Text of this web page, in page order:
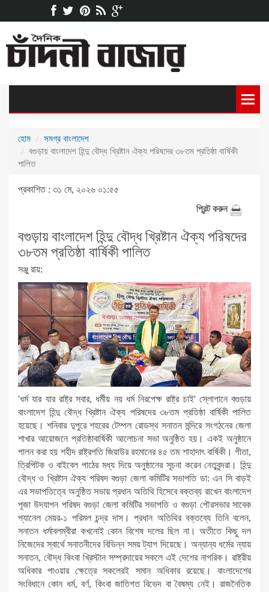
হোম
সমগ্র বাংলাদেশ
বগুড়ায় বাংলাদেশ হিন্দু বৌদ্ধ খ্রিষ্টান ঐক্য পরিষদের ৩৮তম প্রতিষ্ঠা বার্ষিকী
পালিত
প্রকাশিত : ৩১ মে, ২০২৬ ০১:৫৫
প্রিন্ট করুন
বগুড়ায় বাংলাদেশ হিন্দু বৌদ্ধ খ্রিষ্টান ঐক্য পরিষদের
৩৮তম প্রতিষ্ঠা বার্ষিকী পালিত
সঞ্জু রায়:
'ধর্ম যার যার রাষ্ট্র সবার, ধর্মীয় নয় ধর্ম নিরপেক্ষ রাষ্ট্র চাই' স্লোগানে বগুড়ায়
বাংলাদেশ হিন্দু বৌদ্ধ খ্রিষ্টান ঐক্য পরিষদের ৩৮তম প্রতিষ্ঠা বার্ষিকী পালিত
হয়েছে। শনিবার দুপুরে শহরের টেম্পল রোডস্থ সনাতন মন্দিরে সংগঠনের জেলা
শাখার আয়োজনে প্রতিষ্ঠাবার্ষিকী আলোচনা সভা অনুষ্ঠিত হয়। একই অনুষ্ঠানে
পালন করা হয় শহীদ রাষ্ট্রপতি জিয়াউর রহমানের ৪৫ তম শাহাদাৎ বার্ষিকী। গীতা,
ত্রিপিটক ও বাইবেল পাঠের মধ্য দিয়ে অনুষ্ঠানের সূচনা করেন নেতৃবৃন্দরা। হিন্দু
বৌদ্ধ ও খ্রিষ্টান ঐক্য পরিষদ বগুড়া জেলা কমিটির সভাপতি ডা: এন সি বাড়ই
এর সভাপতিত্বে অনুষ্ঠিত সভায় প্রধান অতিথি হিসেবে বক্তব্য রাখেন বাংলাদেশ
পূজা উদযাপন পরিষদ বগুড়া জেলা কমিটির সভাপতি ও বগুড়া পৌরসভার সাবেক
প্যানেল মেয়র-১ পরিমল চন্দ্র দাস। প্রধান অতিথির বক্তব্যে তিনি বলেন,
সনাতন ধর্মাবলম্বীরা কখনোই কোন বিশেষ দলের ছিল না। অতীতে কিছু দল
নিজেদের স্বার্থে সনাতনীদের বিভিন্ন সময় ট্যাগ দিয়েছে। অন্যান্য ধর্মের ন্যায়
সনাতন, বৌদ্ধ কিংবা খ্রিস্টান সম্প্রদায়ের সকলে এই দেশের নাগরিক। রাষ্ট্রীয়
অধিকার পাওয়ার ক্ষেত্রে সকলেরই সমান অধিকার রয়েছে। বাংলাদেশের
সংবিধানে কোন ধর্ম, বর্ণ, কিংবা জাতিগত বিভেদ বা বৈষম্য নেই। রাজনৈতিক